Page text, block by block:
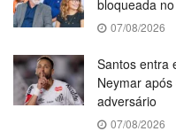
bloqueada no
07/08/2026
Santos entra
Neymar
adversário
07/08/2026